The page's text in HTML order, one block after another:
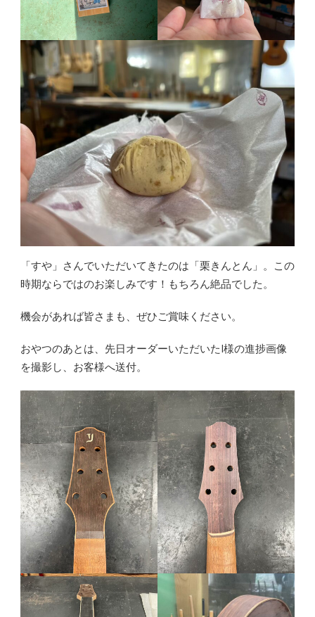
「すや」さんでいただいてきたのは「栗きんとん」。この
時期ならではのお楽しみです！もちろん絶品でした。
機会があれば皆さまも、ぜひご賞味ください。
おやつのあとは、先日オーダーいただいたI様の進捗画像
を撮影し、お客様へ送付。